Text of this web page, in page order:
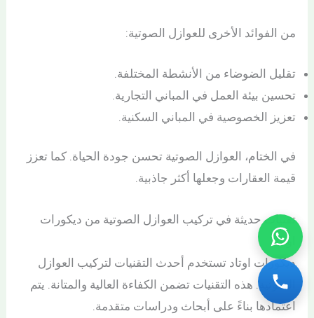
من الفوائد الأخرى للعوازل الصوتية:
تقليل الضوضاء من الأنشطة المختلفة.
تحسين بيئة العمل في المباني التجارية.
تعزيز الخصوصية في المباني السكنية.
في الختام، العوازل الصوتية تحسن جودة الحياة. كما تعزز
قيمة العقارات وجعلها أكثر جاذبية.
تقنيات حديثة في تركيب العوازل الصوتية من ديكورات
اوتاد
ديكورات اوتاد تستخدم أحدث التقنيات لتركيب العوازل
الصوتية. هذه التقنيات تضمن الكفاءة العالية والمتانة. يتم
اعتمادها بناءً على أبحاث ودراسات متقدمة.